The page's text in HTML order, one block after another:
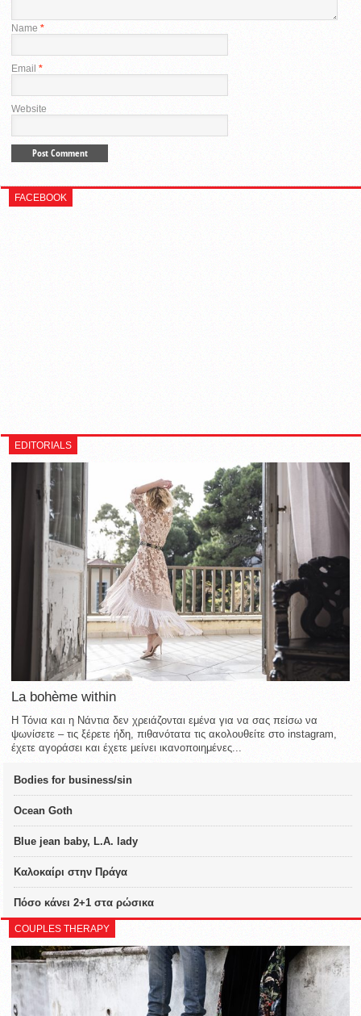
Name *
Email *
Website
FACEBOOK
EDITORIALS
La bohème within
Η Τόνια και η Νάντια δεν χρειάζονται εμένα για να σας πείσω να
ψωνίσετε – τις ξέρετε ήδη, πιθανότατα τις ακολουθείτε στο instagram,
έχετε αγοράσει και έχετε μείνει ικανοποιημένες...
Bodies for business/sin
Ocean Goth
Blue jean baby, L.A. lady
Καλοκαίρι στην Πράγα
Πόσο κάνει 2+1 στα ρώσικα
COUPLES THERAPY